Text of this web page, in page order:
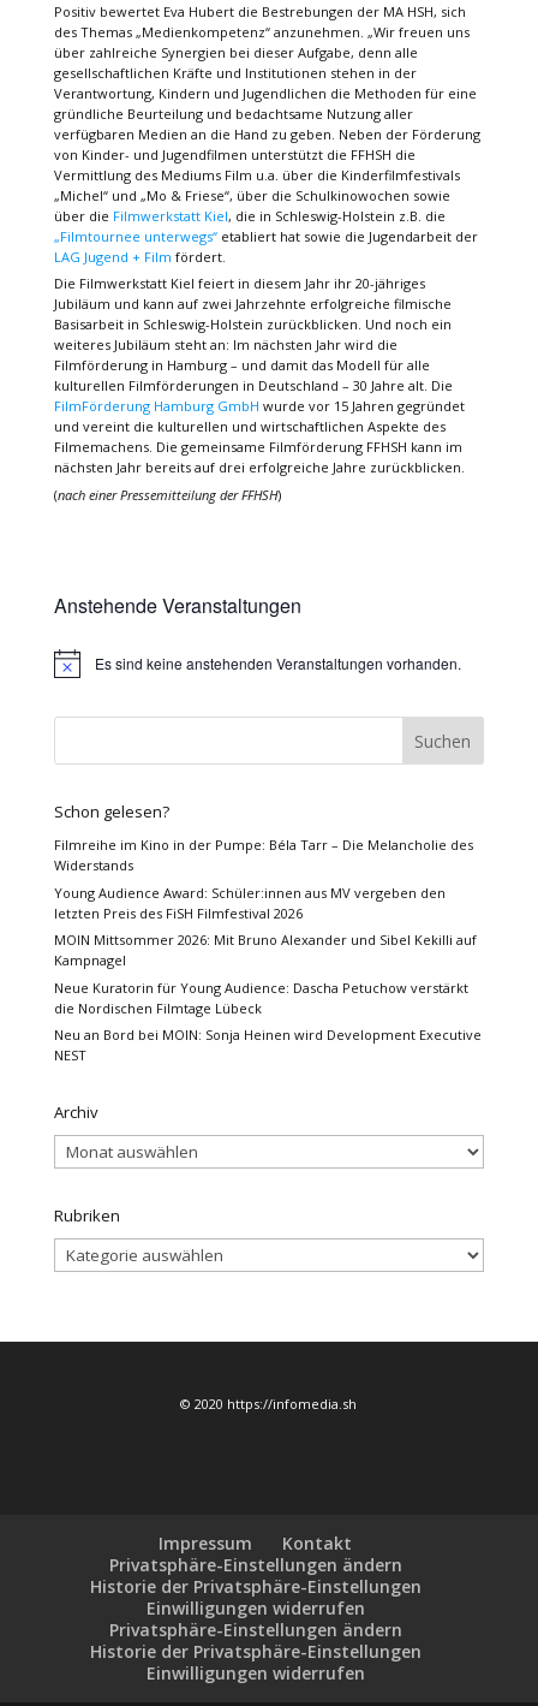
Positiv bewertet Eva Hubert die Bestrebungen der MA HSH, sich
des Themas „Medienkompetenz“ anzunehmen. „Wir freuen uns
über zahlreiche Synergien bei dieser Aufgabe, denn alle
gesellschaftlichen Kräfte und Institutionen stehen in der
Verantwortung, Kindern und Jugendlichen die Methoden für eine
gründliche Beurteilung und bedachtsame Nutzung aller
verfügbaren Medien an die Hand zu geben. Neben der Förderung
von Kinder- und Jugendfilmen unterstützt die FFHSH die
Vermittlung des Mediums Film u.a. über die Kinderfilmfestivals
„Michel“ und „Mo & Friese“, über die Schulkinowochen sowie
über die Filmwerkstatt Kiel, die in Schleswig-Holstein z.B. die
„Filmtournee unterwegs“etabliert hat sowie die Jugendarbeit der
LAG Jugend + Film fördert.
Die Filmwerkstatt Kiel feiert in diesem Jahr ihr 20-jähriges
Jubiläum und kann auf zwei Jahrzehnte erfolgreiche filmische
Basisarbeit in Schleswig-Holstein zurückblicken. Und noch ein
weiteres Jubiläum steht an: Im nächsten Jahr wird die
Filmförderung in Hamburg – und damit das Modell für alle
kulturellen Filmförderungen in Deutschland – 30 Jahre alt. Die
FilmFörderung Hamburg GmbH wurde vor 15 Jahren gegründet
und vereint die kulturellen und wirtschaftlichen Aspekte des
Filmemachens. Die gemeinsame Filmförderung FFHSH kann im
nächsten Jahr bereits auf drei erfolgreiche Jahre zurückblicken.
(nach einer Pressemitteilung der FFHSH)
Anstehende Veranstaltungen
HinweisEs sind keine anstehenden Veranstaltungen vorhanden.
Schon gelesen?
Filmreihe im Kino in der Pumpe: Béla Tarr – Die Melancholie des
Widerstands
Young Audience Award: Schüler:innen aus MV vergeben den
letzten Preis des FiSH Filmfestival 2026
MOIN Mittsommer 2026: Mit Bruno Alexander und Sibel Kekilli auf
Kampnagel
Neue Kuratorin für Young Audience: Dascha Petuchow verstärkt
die Nordischen Filmtage Lübeck
Neu an Bord bei MOIN: Sonja Heinen wird Development Executive
NEST
Archiv
Archiv
Rubriken
Rubriken
© 2020 https://infomedia.sh
Impressum
Kontakt
Privatsphäre-Einstellungen ändern
Historie der Privatsphäre-Einstellungen
Einwilligungen widerrufen
Privatsphäre-Einstellungen ändern
Historie der Privatsphäre-Einstellungen
Einwilligungen widerrufen